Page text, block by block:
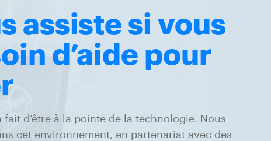
assiste si vous
d’aide pour
d’être à la pointe de la technologie. Nous
cet environnement, en partenariat avec des